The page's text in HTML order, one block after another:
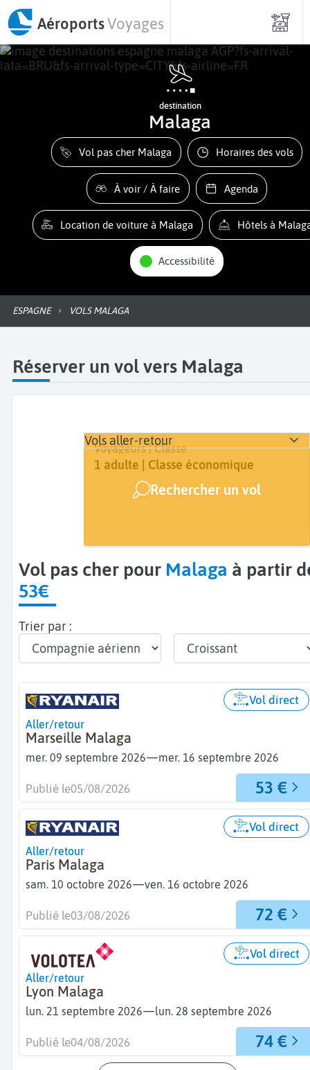
AéroportsVoyages
destination
Malaga
Vol pas cher Malaga Horaires des vols
À voir / À faire Agenda
Location de voiture à Malaga Hôtels à
Accessibilité
ESPAGNE VOLS MALAGA
Réserver un vol vers Malaga
Départ
De...
Dates
Dates de votre voyage
Voyageurs | Classe
1 adulte | Classe économique
Rechercher un vol
Vols aller-retour
Vol pas cher pour Malaga à partir
53€
Trier par :
Aller/retour
Marseille Malaga
mer. 09 septembre 2026—mer. 16 septembre 2026
Vol direct
53 €
Publié le05/08/2026
Aller/retour
Paris Malaga
sam. 10 octobre 2026—ven. 16 octobre 2026
Vol direct
72 €
Publié le03/08/2026
Aller/retour
Lyon Malaga
lun. 21 septembre 2026—lun. 28 septembre 2026
Vol direct
74 €
Publié le04/08/2026